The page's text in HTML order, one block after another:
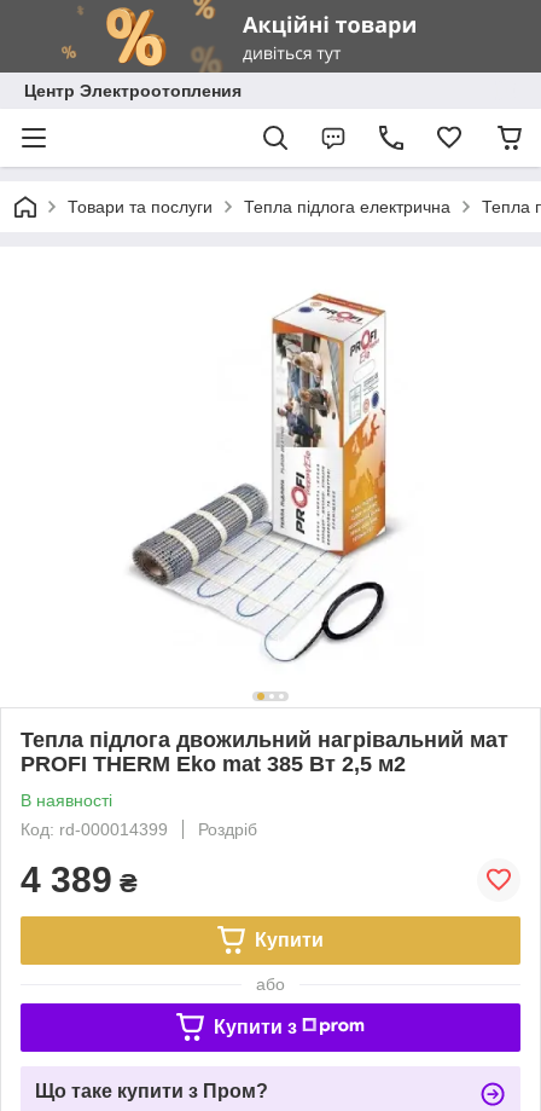
Центр Электроотопления
Товари та послуги Тепла підлога електрична Тепла
Тепла підлога двожильний нагрівальний мат
PROFI THERM Eko mat 385 Вт 2,5 м2
В наявності
Код: rd-000014399
Роздріб
4 389 ₴
Купити
або
Купити з
Що таке купити з Пром?